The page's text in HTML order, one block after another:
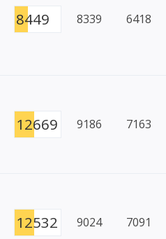
8449 8339 6418
12669 9186 7163
12532 9024 7091